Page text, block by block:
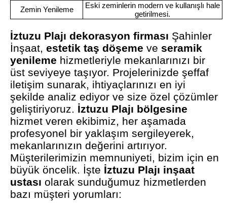
Zemin Yenileme
Eski zeminlerin modern ve kullanışlı hale
getirilmesi.
İztuzu Plajı dekorasyon firması Şahinler
İnşaat,estetik taş döşeme ve seramik
yenileme hizmetleriyle mekanlarınızı bir
üst seviyeye taşıyor. Projelerinizde şeffaf
iletişim sunarak, ihtiyaçlarınızı en iyi
şekilde analiz ediyor ve size özel çözümler
geliştiriyoruz. İztuzu Plajı bölgesine
hizmet veren ekibimiz, her aşamada
profesyonel bir yaklaşım sergileyerek,
mekanlarınızın değerini artırıyor.
Müşterilerimizin memnuniyeti, bizim için en
büyük öncelik. İşte İztuzu Plajı inşaat
ustası olarak sunduğumuz hizmetlerden
bazı müşteri yorumları: